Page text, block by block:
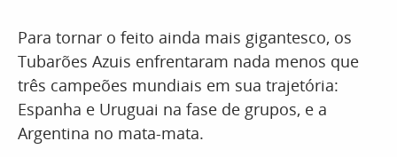
Para tornar o feito ainda mais gigantesco, os
Tubarões Azuis enfrentaram nada menos que
três campeões mundiais em sua trajetória:
Espanha e Uruguai na fase de grupos, e a
Argentina no mata-mata.